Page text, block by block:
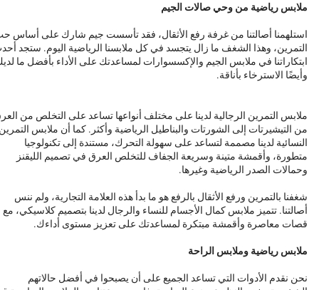
ملابس رياضية من وحي صالات الجيم
استلهمنا أصالتنا من غرفة رفع الأثقال، فقد تأسست جيم شارك على أساس
التمرين، وهذا الشغف ما زال يتجسد في كل ملابسنا الرياضية اليوم. ستجد
ابتكاراتنا في ملابس الجيم والإكسسوارات لمساعدتك على الأداء بأفضل ما
وأيضًا الاسترخاء بأناقة.
ملابس التمرين الرجالية لدينا على مختلف أنواعها تساعد على التخلص من
من التيشيرتات إلى الشورتات والبناطيل الرياضية وأكثر. كما أن ملابس
النسائية لدينا مصممة لتساعد على سهولة التحرك، مستندة إلى تكنولوجيا
متطورة، وأقمشة متينة وسريعة الجفاف للتخلص العرق في تصميم الليقنز
وحمالات الصدر الرياضية وغيرها.
شغفنا بالتمرين ورفع الأثقال بالرفع هو ما بدأ هذه العلامة التجارية، ولم ننس
أصالتنا. تتميز ملابس كمال الأجسام للنساء والرجال لدينا بتصميم كلاسيكي، مع
قصات معاصرة وأقمشة مبتكرة لمساعدتك على تعزيز مستوى أداءك.
ملابس رياضية وملابس الراحة
نحن نقدم الأدوات التي تساعد الجميع على أن يصبحوا في أفضل حالاتهم